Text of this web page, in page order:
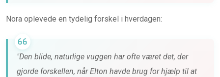
Nora oplevede en tydelig forskel i hverdagen:
"Den blide, naturlige vuggen har ofte været det, der
gjorde forskellen, når Elton havde brug for hjælp til at